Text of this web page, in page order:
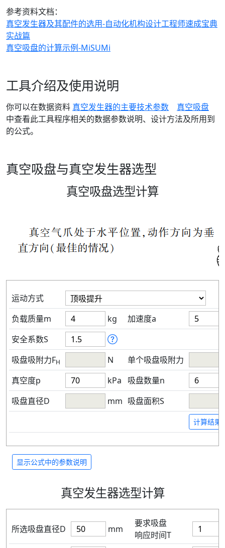
参考资料文档：
真空发生器及其配件的选用-自动化机构设计工程师速成宝典
实战篇
真空吸盘的计算示例-MiSUMi
工具介绍及使用说明
你可以在数据资料 真空发生器的主要技术参数
真空吸盘
中查看此工具程序相关的数据参数说明、设计方法及所用到
的公式。
真空吸盘与真空发生器选型
真空吸盘选型计算
运动方式
负载质量m
kg
加速度a
安全系数S
吸盘吸附力FH N
单个吸盘吸附力
真空度p
kPa
吸盘数量n
吸盘直径D
mm 吸盘面积S
计算结果
显示公式中的参数说明
真空发生器选型计算
所选吸盘直径D mm
要求吸盘
响应时间T